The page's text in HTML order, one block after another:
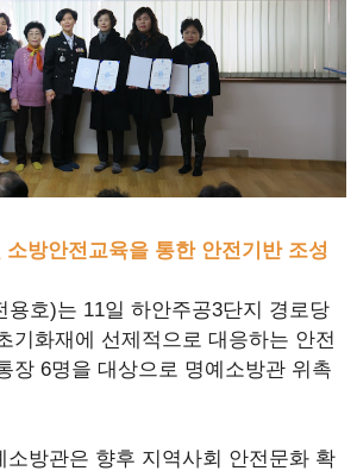
방안전교육을 통한 안전기반 조성
용호)는 11일 하안주공3단지 경로당
기화재에 선제적으로 대응하는 안전
장 6명을 대상으로 명예소방관 위촉
소방관은 향후 지역사회 안전문화 확